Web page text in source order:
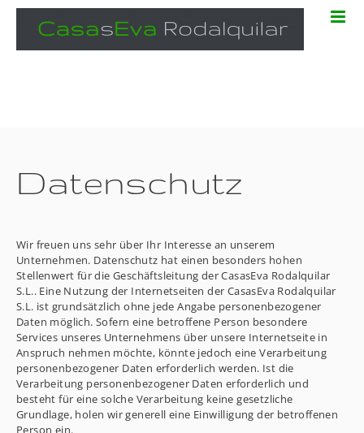
Zum
springen
Datenschutz
Wir freuen uns sehr über Ihr Interesse an unserem
Unternehmen. Datenschutz hat einen besonders hohen
Stellenwert für die Geschäftsleitung der CasasEva Rodalquilar
S.L.. Eine Nutzung der Internetseiten der CasasEva Rodalquilar
S.L. ist grundsätzlich ohne jede Angabe personenbezogener
Daten möglich. Sofern eine betroffene Person besondere
Services unseres Unternehmens über unsere Internetseite in
Anspruch nehmen möchte, könnte jedoch eine Verarbeitung
personenbezogener Daten erforderlich werden. Ist die
Verarbeitung personenbezogener Daten erforderlich und
besteht für eine solche Verarbeitung keine gesetzliche
Grundlage, holen wir generell eine Einwilligung der betroffenen
Person ein.